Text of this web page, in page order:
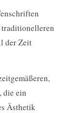
traditionelleren
der Zeit
die ein
Ästhetik